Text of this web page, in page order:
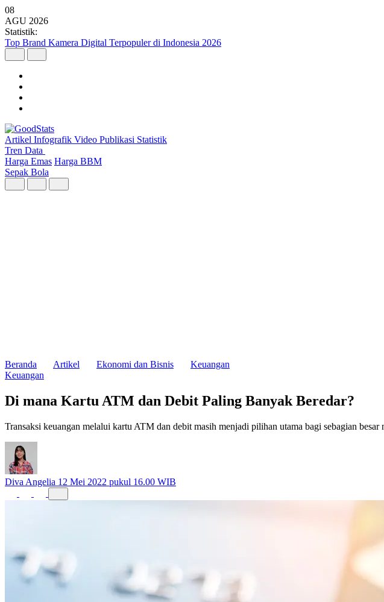
08
AGU 2026
Statistik:
Malaysia Pimpin Kunjungan Wisatawan Mancanegara ke Indonesia pada Semester I 2026
Artikel Infografik Video Publikasi Statistik
Tren Data
Harga Emas Harga BBM
Sepak Bola
Beranda Artikel Ekonomi dan Bisnis
Keuangan
Keuangan
Di mana Kartu ATM dan Debit Paling Banyak Beredar?
Transaksi keuangan melalui kartu ATM dan debit masih menjadi pilihan utama bagi sebagian
Diva Angelia 12 Mei 2022 pukul 16.00 WIB